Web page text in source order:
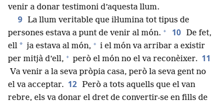
venir a donar testimoni d’aquesta llum.
9 La llum veritable que iŀlumina tot tipus de
persones estava a punt de venir al món. + 10 De fet,
ell * ja estava al món, + i el món va arribar a existir
per mitjà d’ell, + però el món no el va reconèixer. 11
Va venir a la seva pròpia casa, però la seva gent no
el va acceptar. 12 Però a tots aquells que el van
rebre, els va donar el dret de convertir-se en fills de